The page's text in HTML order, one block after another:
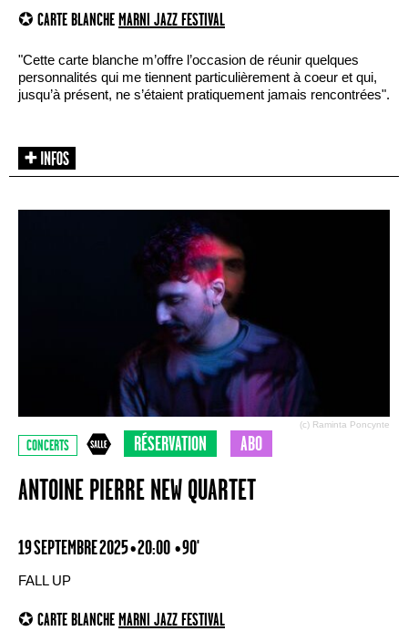
✪ CARTE BLANCHE MARNI JAZZ FESTIVAL
"Cette carte blanche m’offre l’occasion de réunir quelques
personnalités qui me tiennent particulièrement à coeur et qui,
jusqu’à présent, ne s’étaient pratiquement jamais rencontrées".
(c) Raminta Poncynte
CONCERTS RÉSERVATION ABO
ANTOINE PIERRE NEW QUARTET
19 SEPTEMBRE 2025 • 20:00 • 90'
FALL UP
✪ CARTE BLANCHE MARNI JAZZ FESTIVAL